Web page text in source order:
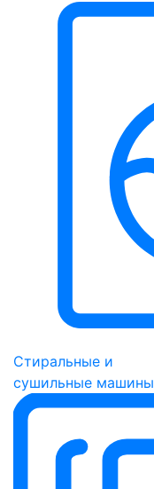
Стиральные и
сушильные машины